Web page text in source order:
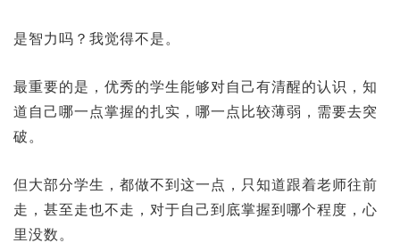
是智力吗？我觉得不是。
最重要的是，优秀的学生能够对自己有清醒的认识，知
道自己哪一点掌握的扎实，哪一点比较薄弱，需要去突
破。
但大部分学生，都做不到这一点，只知道跟着老师往前
走，甚至走也不走，对于自己到底掌握到哪个程度，心
里没数。